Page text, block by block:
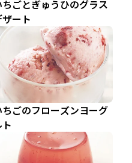
ちごとぎゅうひのグラス
ザート
ちごのフローズンヨーグ